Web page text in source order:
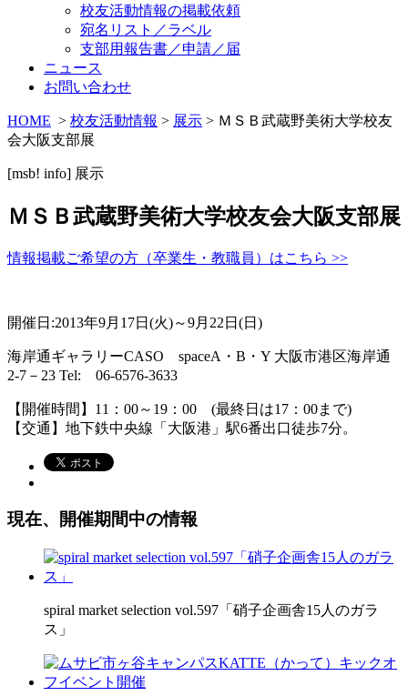
校友活動情報の掲載依頼
宛名リスト／ラベル
支部用報告書／申請／届
ニュース
お問い合わせ
HOME > 校友活動情報 > 展示 > ＭＳＢ武蔵野美術大学校友
会大阪支部展
[msb! info] 展示
ＭＳＢ武蔵野美術大学校友会大阪支部展
情報掲載ご希望の方（卒業生・教職員）はこちら >>
開催日:2013年9月17日(火)～9月22日(日)
海岸通ギャラリーCASO spaceA・B・Y 大阪市港区海岸通
2-7－23 Tel: 06-6576-3633
【開催時間】11：00～19：00 (最終日は17：00まで)
【交通】地下鉄中央線「大阪港」駅6番出口徒歩7分。
現在、開催期間中の情報
spiral market selection vol.597「硝子企画舎15人のガラ
ス」